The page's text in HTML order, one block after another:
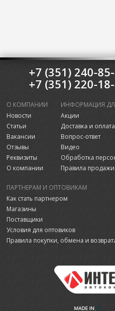
+7 (351) 240-
+7 (351) 220-
О КОМПАНИИ
Новости
Статьи
Вакансии
Отзывы
Реквизиты
О компании
ИНФОРМАЦИЯ
Акции
Доставка и оплата
Вопрос-ответ
Видео
Обработка
Правила продажи
ПАРТНЕРАМ И ОПТОВИКАМ
Как стать партнером
Магазины
Поставщики
Условия для оптовиков
Правила покупки, обмена и